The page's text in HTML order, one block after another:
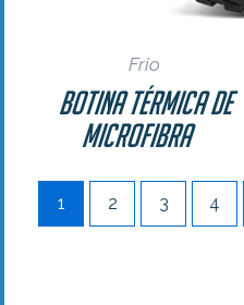
Frio
Botina Térmica de
Microfibra
1 2 3 4